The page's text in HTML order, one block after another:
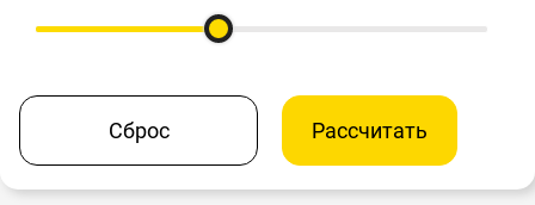
Сброс Рассчитать